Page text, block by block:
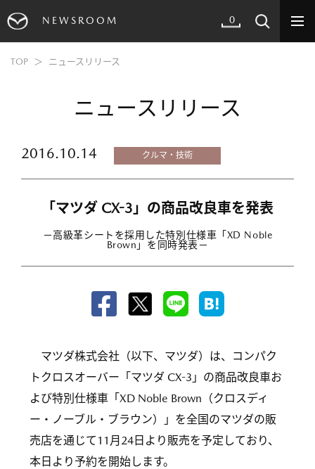
NEWSROOM 0
TOP ニュースリリース
ニュースリリース
2016.10.14 クルマ・技術
「マツダ CX-3」の商品改良車を発表
－高級革シートを採用した特別仕様車「XD Noble
Brown」を同時発表－
マツダ株式会社（以下、マツダ）は、コンパク
トクロスオーバー「マツダ CX-3」の商品改良車お
よび特別仕様車「XD Noble Brown（クロスディ
ー・ノーブル・ブラウン）」を全国のマツダの販
売店を通じて11月24日より販売を予定しており、
本日より予約を開始します。